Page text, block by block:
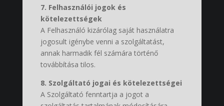
7. Felhasználói jogok és
kötelezettségek
A Felhasználó kizárólag saját használatra
jogosult igénybe venni a szolgáltatást,
annak harmadik fél számára történő
továbbítása tilos.
8. Szolgáltató jogai és kötelezettségei
A Szolgáltató fenntartja a jogot a